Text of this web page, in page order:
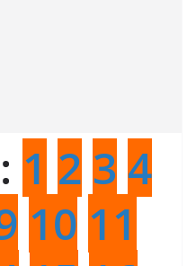
1 2 3 4
10 11